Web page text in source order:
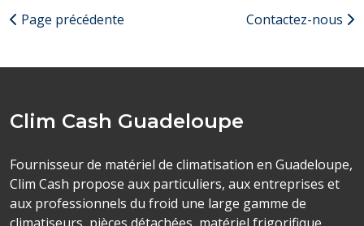
Page précédente Contactez-nous
Clim Cash Guadeloupe
Fournisseur de matériel de climatisation en Guadeloupe,
Clim Cash propose aux particuliers, aux entreprises et
aux professionnels du froid une large gamme de